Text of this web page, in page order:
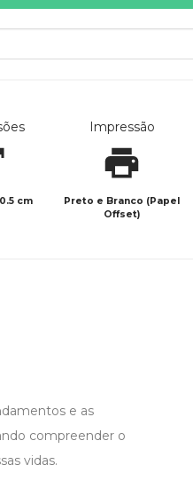
cm
Impressão
Preto e Branco (Papel
Offset)
e as
compreender o
vidas.